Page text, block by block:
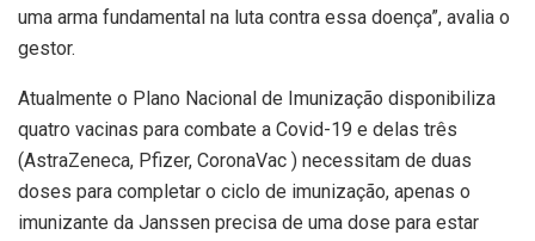
uma arma fundamental na luta contra essa doença”, avalia o
gestor.
Atualmente o Plano Nacional de Imunização disponibiliza
quatro vacinas para combate a Covid-19 e delas três
(AstraZeneca, Pfizer, CoronaVac ) necessitam de duas
doses para completar o ciclo de imunização, apenas o
imunizante da Janssen precisa de uma dose para estar